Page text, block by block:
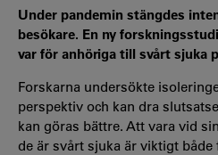
Under pandemin stängdes
besökare. En ny
var för anhöriga till svårt sjuka
Forskarna undersökte
perspektiv och kan dra
kan göras bättre. Att vara vid
de är svårt sjuka är viktigt både